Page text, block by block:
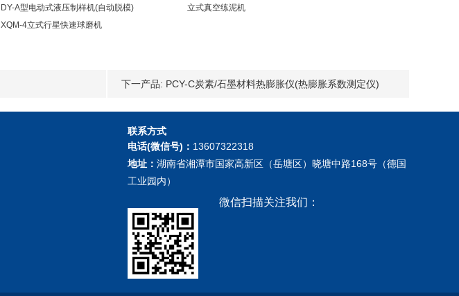
DY-A型电动式液压制样机(自动脱模)
立式真空练泥机
XQM-4立式行星快速球磨机
下一产品: PCY-C炭素/石墨材料热膨胀仪(热膨胀系数测定仪)
联系方式
电话(微信号)： 13607322318
地址： 湖南省湘潭市国家高新区（岳塘区）晓塘中路168号（德国
工业园内）
微信扫描关注我们：